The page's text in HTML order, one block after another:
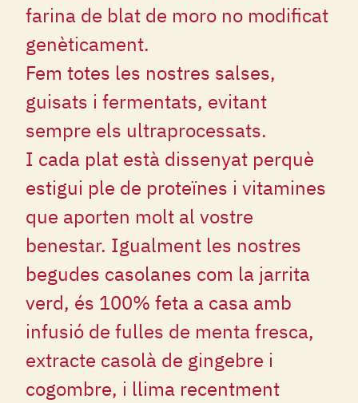
farina de blat de moro no modificat
genèticament.
Fem totes les nostres salses,
guisats i fermentats, evitant
sempre els ultraprocessats.
I cada plat està dissenyat perquè
estigui ple de proteïnes i vitamines
que aporten molt al vostre
benestar. Igualment les nostres
begudes casolanes com la jarrita
verd, és 100% feta a casa amb
infusió de fulles de menta fresca,
extracte casolà de gingebre i
cogombre, i llima recentment